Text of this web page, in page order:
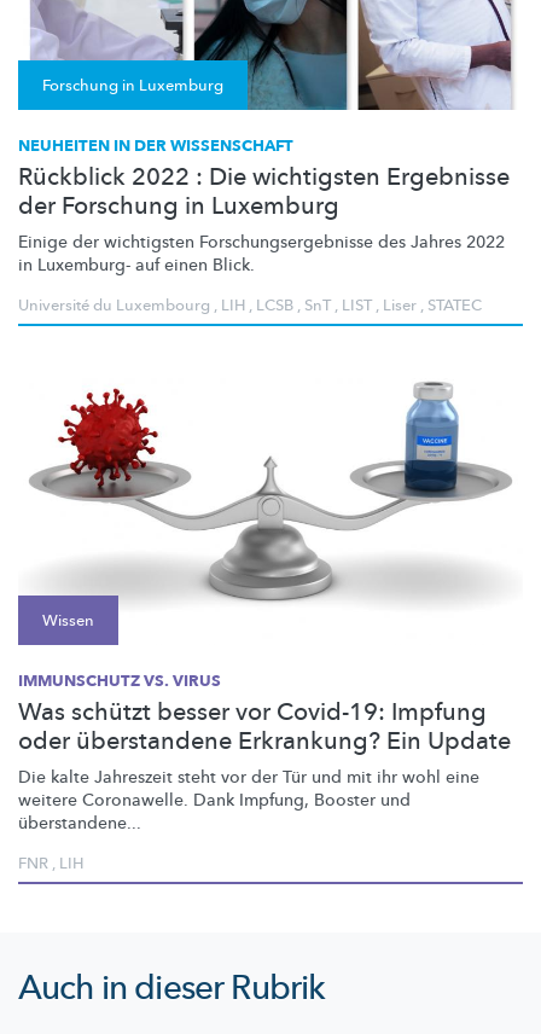
Forschung in Luxemburg
NEUHEITEN IN DER WISSENSCHAFT
Rückblick 2022 : Die wichtigsten Ergebnisse
der Forschung in Luxemburg
Einige der wichtigsten Forschungsergebnisse des Jahres 2022
in Luxemburg- auf einen Blick.
Université du Luxembourg , LIH , LCSB , SnT, LIST, Liser , STATEC
Wissen
IMMUNSCHUTZ VS. VIRUS
Was schützt besser vor Covid-19: Impfung
oder überstandene Erkrankung? Ein Update
Die kalte Jahreszeit steht vor der Tür und mit ihr wohl eine
weitere Coronawelle. Dank Impfung, Booster und
überstandene...
FNR , LIH
Auch in dieser Rubrik